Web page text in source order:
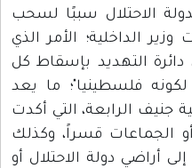
الاحتلال سببًا لسحب
وزير الداخلية؛ الأمر الذي
التهديد بإسقاط كل
فلسطينيا"؛ ما يعد
جنيف الرابعة، التي أكدت
الجماعات قسراً، وكذلك
أراضي دولة الاحتلال أو